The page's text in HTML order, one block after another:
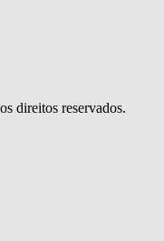
direitos reservados.